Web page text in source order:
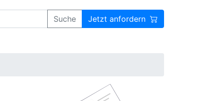
Suche Jetzt anfordern